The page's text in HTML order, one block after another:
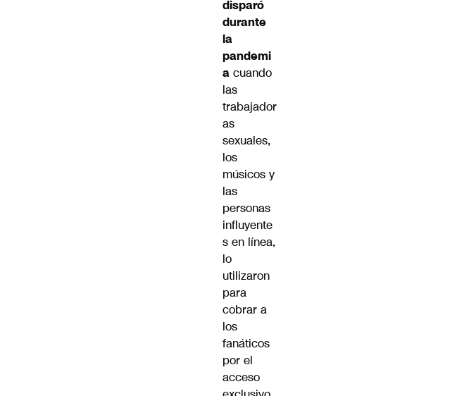
disparó
durante
la
pandemi
a cuando
las
trabajador
as
sexuales,
los
músicos y
las
personas
influyente
s en línea,
lo
utilizaron
para
cobrar a
los
fanáticos
por el
acceso